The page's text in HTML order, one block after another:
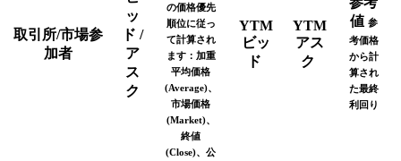
取引所/市場参
加者
ッ
ド /
ア
ス
ク
の価格優先
順位に従っ
て計算され
ます：加重
平均価格
(Average)、
市場価格
(Market)、
終値
(Close)、公
YTM
ビッ
ド
YTM
アス
ク
値 参
考価格
から計
算され
た最終
利回り